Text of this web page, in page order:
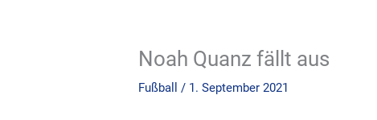
Noah Quanz fällt aus
Fußball / 1. September 2021